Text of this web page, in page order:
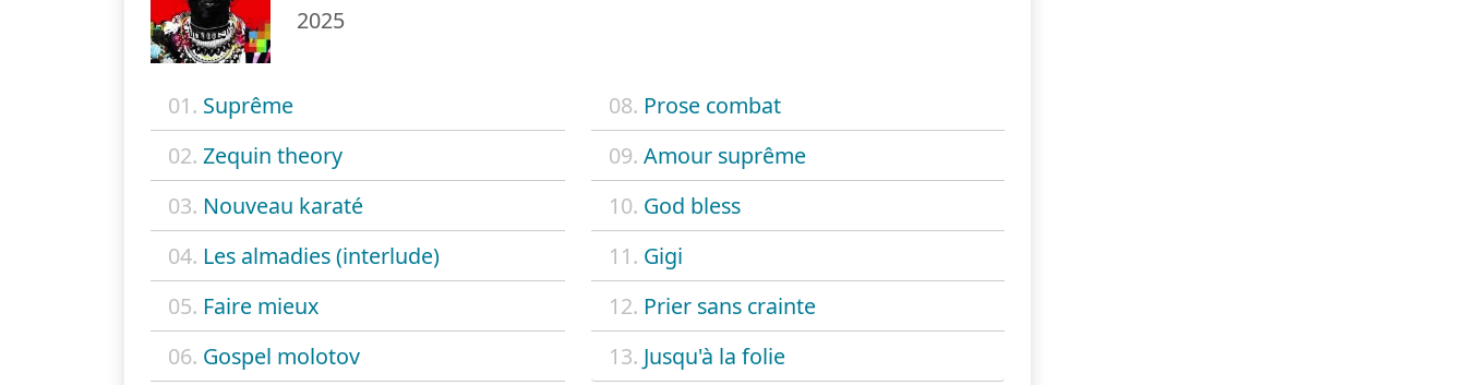
2025
01. Suprême
02. Zequin theory
03. Nouveau karaté
04. Les almadies (interlude)
05. Faire mieux
06. Gospel molotov
08. Prose combat
09. Amour suprême
10. God bless
11. Gigi
12. Prier sans crainte
13. Jusqu'à la folie